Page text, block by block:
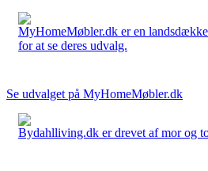
MyHomeMøbler.dk er en
for at se deres udvalg.
Se udvalget på MyHomeMøbler.dk
Bydahlliving.dk er drevet af mor og